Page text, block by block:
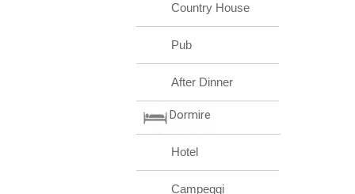
Country House
Pub
After Dinner
Dormire
Hotel
Campeggi